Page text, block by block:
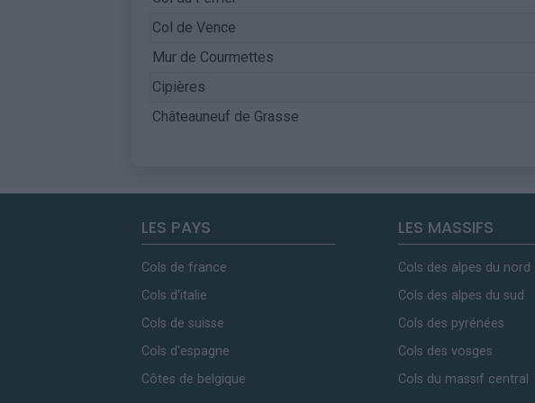
Col de Vence
Mur de Courmettes
Cipières
Châteauneuf de Grasse
LES PAYS
Cols de france
Cols d'italie
Cols de suisse
Cols d'espagne
Côtes de belgique
LES MASSIFS
Cols des alpes du nord
Cols des alpes du sud
Cols des pyrénées
Cols des vosges
Cols du massif central